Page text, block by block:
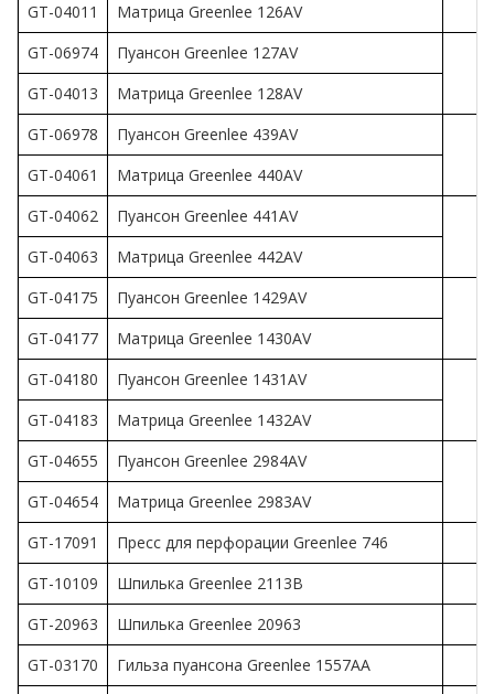
GT-04011
Матрица Greenlee 126AV
GT-06974
Пуансон Greenlee 127AV
GT-04013
Матрица Greenlee 128AV
GT-06978
Пуансон Greenlee 439AV
GT-04061
Матрица Greenlee 440AV
GT-04062
Пуансон Greenlee 441AV
GT-04063
Матрица Greenlee 442AV
GT-04175
Пуансон Greenlee 1429AV
GT-04177
Матрица Greenlee 1430AV
GT-04180
Пуансон Greenlee 1431AV
GT-04183
Матрица Greenlee 1432AV
GT-04655
Пуансон Greenlee 2984AV
GT-04654
Матрица Greenlee 2983AV
GT-17091
Пресс для перфорации Greenlee 746
GT-10109
Шпилька Greenlee 2113B
GT-20963
Шпилька Greenlee 20963
GT-03170
Гильза пуансона Greenlee 1557AA